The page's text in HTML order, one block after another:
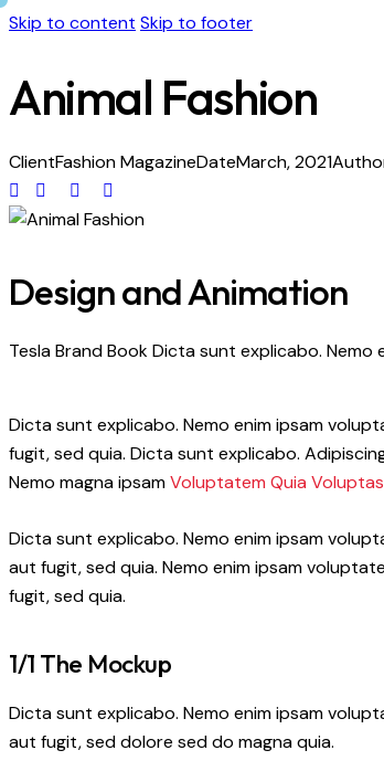
Skip to content Skip to footer
Animal Fashion
ClientFashion MagazineDateMarch, 2021
Design and Animation
Tesla Brand Book Dicta sunt explicabo.
Dicta sunt explicabo. Nemo enim ipsam
fugit, sed quia. Dicta sunt explicabo.
Nemo magna ipsamVoluptatem Quia
Dicta sunt explicabo. Nemo enim ipsam
aut fugit, sed quia. Nemo enim ipsam
fugit, sed quia.
1/1 The Mockup
Dicta sunt explicabo. Nemo enim ipsam
aut fugit, sed dolore sed do magna quia.